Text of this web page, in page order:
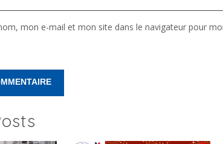
mon e-mail et mon site dans le navigateur pour